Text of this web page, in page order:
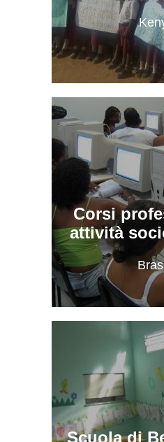
Corsi
attività
Scuola di